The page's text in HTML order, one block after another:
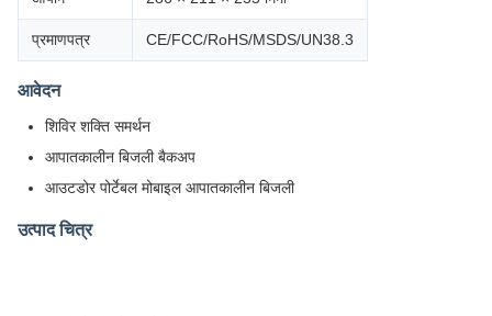
प्रमाणपत्र CE/FCC/RoHS/MSDS/UN38.3
आवेदन
शिविर शक्ति समर्थन
आपातकालीन बिजली बैकअप
आउटडोर पोर्टेबल मोबाइल आपातकालीन बिजली
उत्पाद चित्र